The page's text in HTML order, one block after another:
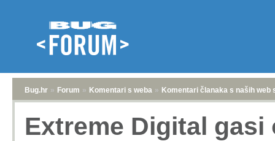
Bug.hr » Forum » Komentari s weba » Komentari članaka s naših web
Extreme Digital